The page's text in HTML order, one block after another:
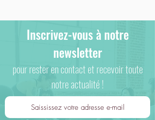
Inscrivez-vous à notre
newsletter
pour rester en contact et recevoir toute
notre actualité !